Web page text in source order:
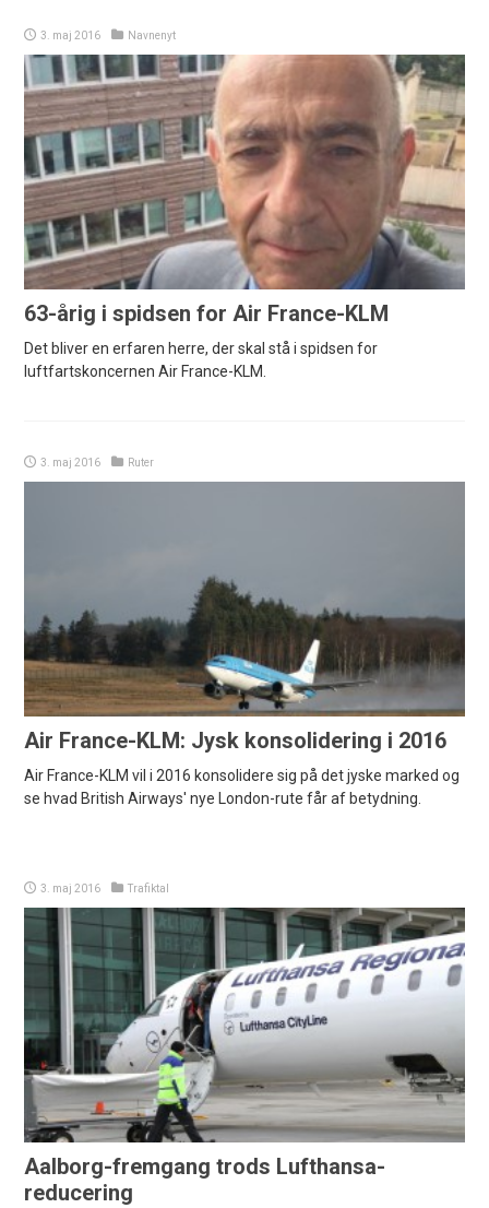
3. maj 2016 Navnenyt
63-årig i spidsen for Air France-KLM
Det bliver en erfaren herre, der skal stå i spidsen for
luftfartskoncernen Air France-KLM.
3. maj 2016 Ruter
Air France-KLM: Jysk konsolidering i 2016
Air France-KLM vil i 2016 konsolidere sig på det jyske marked og
se hvad British Airways' nye London-rute får af betydning.
3. maj 2016 Trafiktal
Aalborg-fremgang trods Lufthansa-
reducering